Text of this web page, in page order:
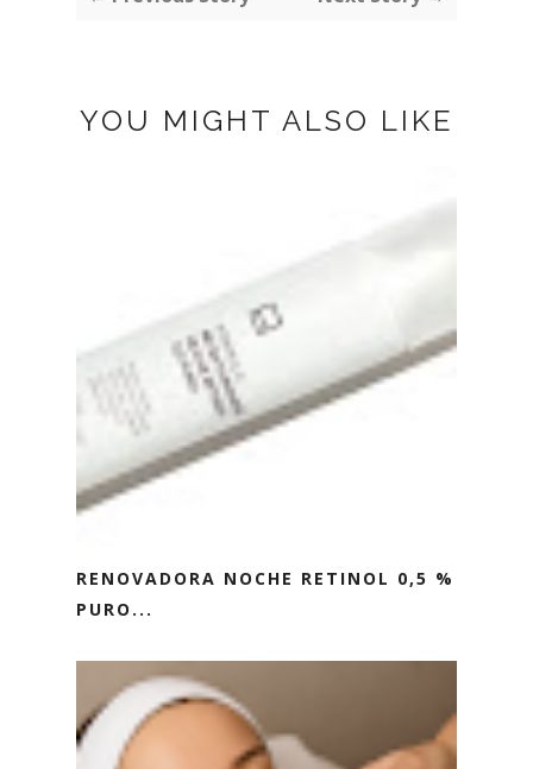
YOU MIGHT ALSO LIKE
RENOVADORA NOCHE RETINOL 0,5 %
PURO...